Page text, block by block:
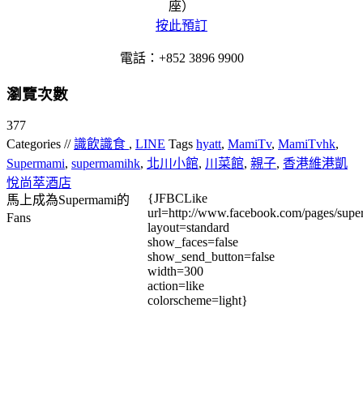
座）
按此預訂
電話：+852 3896 9900
瀏覽次數
377
Categories //識飲識食 , LINE Tags hyatt, MamiTv, MamiTvhk,
Supermami, supermamihk, 北川小館, 川菜館, 親子, 香港維港凱
悅尚萃酒店
馬上成為Supermami的
Fans
{JFBCLike
url=http://www.facebook.com/pages/
layout=standard
show_faces=false
show_send_button=false
width=300
action=like
colorscheme=light}